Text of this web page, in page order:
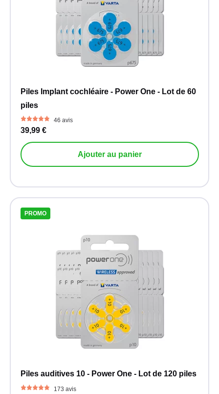
Piles Implant cochléaire - Power One - Lot de 60
piles
46 avis
39,99 €
Ajouter au panier
PROMO
Piles auditives 10 - Power One - Lot de 120 piles
173 avis